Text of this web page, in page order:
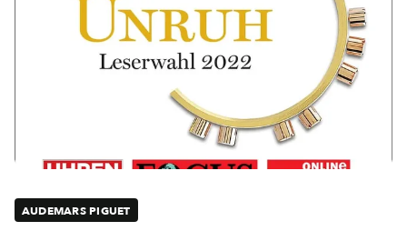
AUDEMARS PIGUET